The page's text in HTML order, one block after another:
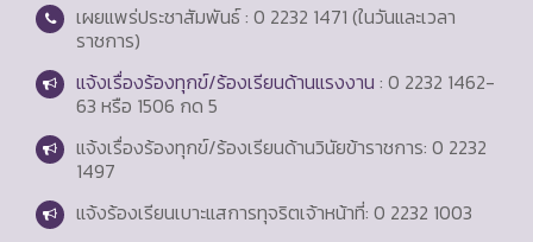
เผยแพร่ประชาสัมพันธ์ : 0 2232 1471 (ในวันและเวลา
ราชการ)
แจ้งเรื่องร้องทุกข์/ร้องเรียนด้านแรงงาน : 0 2232 1462-
63 หรือ 1506 กด 5
แจ้งเรื่องร้องทุกข์/ร้องเรียนด้านวินัยข้าราชการ: 0 2232
1497
แจ้งร้องเรียนเบาะแสการทุจริตเจ้าหน้าที่: 0 2232 1003